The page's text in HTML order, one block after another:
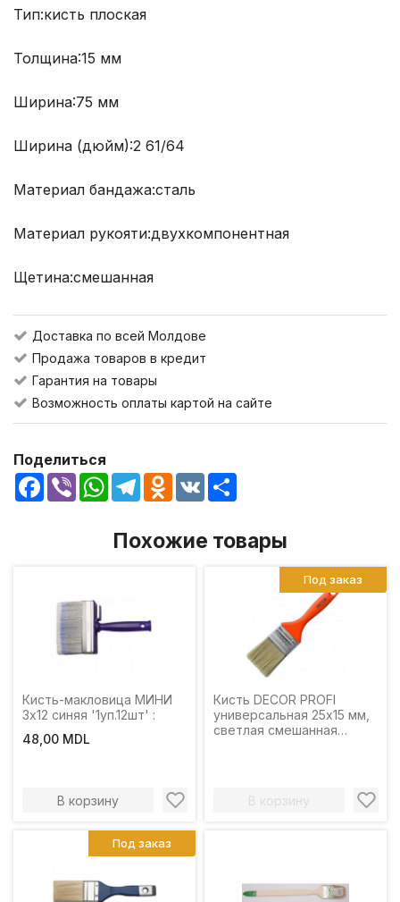
Тип:кисть плоская
Толщина:15 мм
Ширина:75 мм
Ширина (дюйм):2 61/64
Материал бандажа:сталь
Материал рукояти:двухкомпонентная
Щетина:смешанная
Доставка по всей Молдове
Продажа товаров в кредит
Гарантия на товары
Возможность оплаты картой на сайте
Поделиться
Facebook
Viber WhatsApp
TelegramOdnoklassniki
VK
Похожие товары
Кисть-макловица МИНИ
3х12 синяя '1уп.12шт' :
48,00 MDL
В корзину
Кисть DECOR PROFI
универсальная 25х15 мм,
светлая смешанная
В корзину
Под заказ
Под заказ